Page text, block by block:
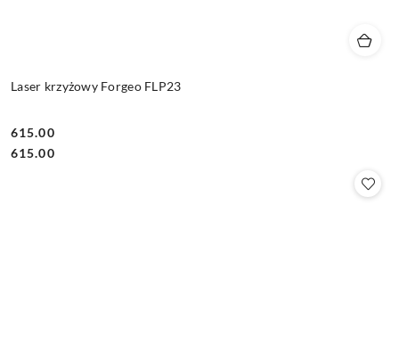
Laser krzyżowy Forgeo FLP23
Cena:
615.00
Cena:
615.00